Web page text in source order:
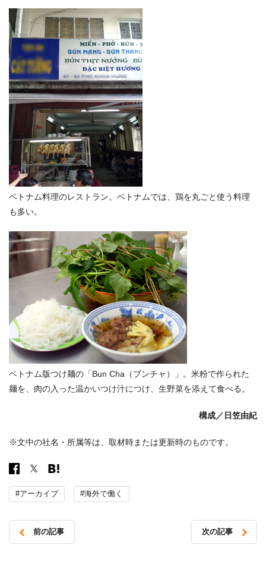
ベトナム料理のレストラン。ベトナムでは、鶏を丸ごと使う料理
も多い。
ベトナム版つけ麺の「Bun Cha（ブンチャ）」。米粉で作られた
麺を、肉の入った温かいつけ汁につけ、生野菜を添えて食べる。
構成／日笠由紀
※文中の社名・所属等は、取材時または更新時のものです。
#アーカイブ #海外で働く
前の記事 次の記事